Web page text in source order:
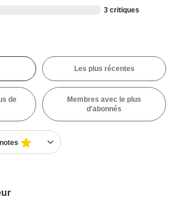
3 critiques
Les plus récentes
de
Membres avec le plus
d'abonnés